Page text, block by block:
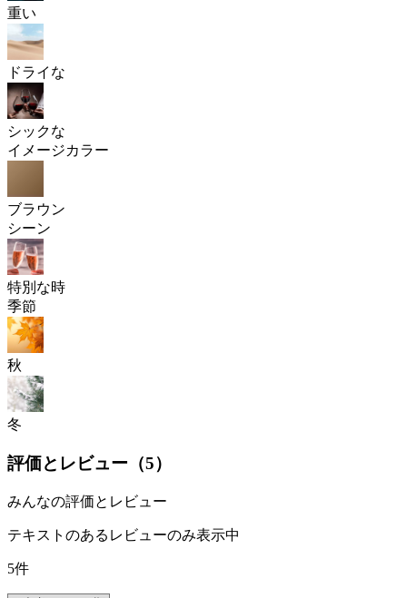
重い
ドライな
シックな
イメージカラー
ブラウン
シーン
特別な時
季節
秋
冬
評価とレビュー（5）
みんなの評価とレビュー
テキストのあるレビューのみ表示中
5件